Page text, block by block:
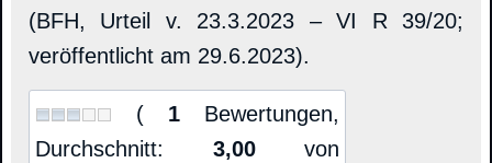
(BFH, Urteil v. 23.3.2023 – VI R 39/20;
veröffentlicht am 29.6.2023).
( 1 Bewertungen,
Durchschnitt: 3,00von